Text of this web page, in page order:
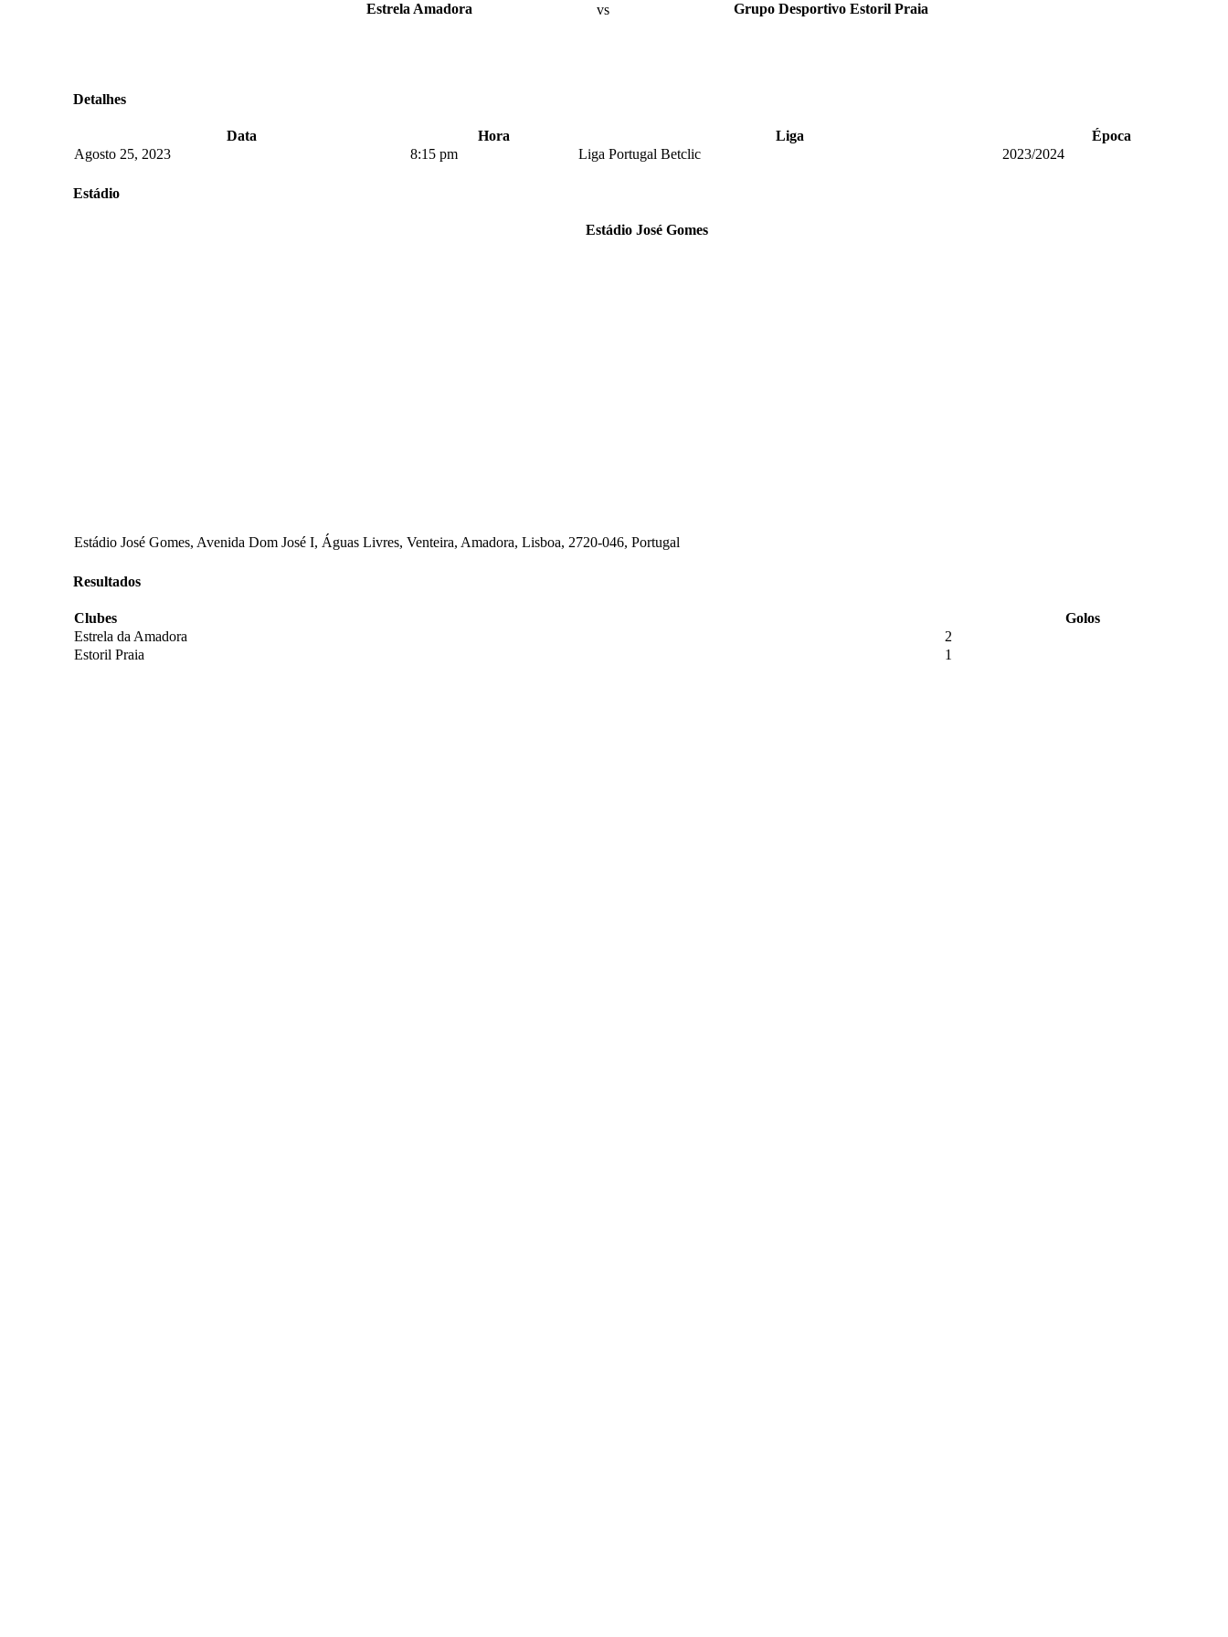
Estrela Amadora vs Grupo Desportivo Estoril Praia
Detalhes
Data Hora Liga
Época
Agosto 25, 2023
8:15 pm Liga Portugal Betclic 2023/2024
Estádio
Estádio José Gomes
Estádio José Gomes, Avenida Dom José I, Águas Livres, Venteira, Amadora, Lisboa, 2720-046, Portugal
Resultados
Clubes
Golos
Estrela da Amadora
2
Estoril Praia
1